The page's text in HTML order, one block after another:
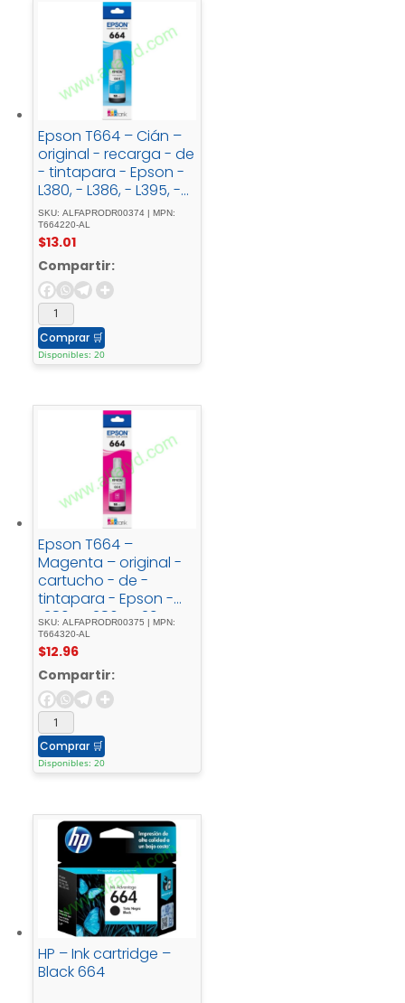
Epson T664 – Cián –
original - recarga - de
- tintapara - Epson -
L380, - L386, - L395, -
L495; - EcoTank - ET-
2600, - 2650, - L1455, -
L396, - L606, - L656
SKU: ALFAPRODR00374 | MPN:
T664220-AL
$13.01
Compartir:
Comprar 🛒
Disponibles: 20
Epson T664 –
Magenta – original -
cartucho - de -
tintapara - Epson -
L380, - L386, - L395, -
L495; - EcoTank - ET-
2600, - 2650, - L1455, -
L396, - L606, - L656
SKU: ALFAPRODR00375 | MPN:
T664320-AL
$12.96
Compartir:
Comprar 🛒
Disponibles: 20
HP – Ink cartridge –
Black 664